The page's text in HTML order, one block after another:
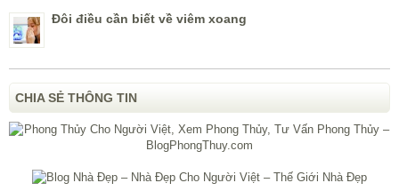
Đôi điều cần biết về viêm xoang
CHIA SẺ THÔNG TIN